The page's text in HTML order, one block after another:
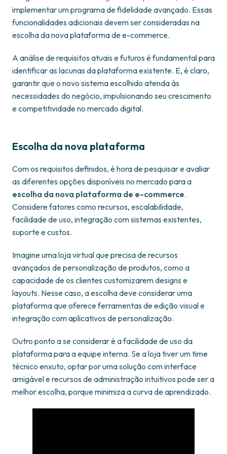
implementar um programa de fidelidade avançado. Essas
funcionalidades adicionais devem ser consideradas na
escolha da nova plataforma de e-commerce.
A análise de requisitos atuais e futuros é fundamental para
identificar as lacunas da plataforma existente. E, é claro,
garantir que o novo sistema escolhido atenda às
necessidades do negócio, impulsionando seu crescimento
e competitividade no mercado digital.
Escolha da nova plataforma
Com os requisitos definidos, é hora de pesquisar e avaliar
as diferentes opções disponíveis no mercado para a
escolha da nova plataforma de e-commerce.
Considere fatores como recursos, escalabilidade,
facilidade de uso, integração com sistemas existentes,
suporte e custos.
Imagine uma loja virtual que precisa de recursos
avançados de personalização de produtos, como a
capacidade de os clientes customizarem designs e
layouts. Nesse caso, a escolha deve considerar uma
plataforma que oferece ferramentas de edição visual e
integração com aplicativos de personalização.
Outro ponto a se considerar é a facilidade de uso da
plataforma para a equipe interna. Se a loja tiver um time
técnico enxuto, optar por uma solução com interface
amigável e recursos de administração intuitivos pode ser a
melhor escolha, porque minimiza a curva de aprendizado.